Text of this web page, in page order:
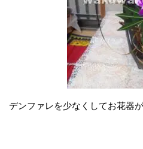
デンファレを少なくしてお花器